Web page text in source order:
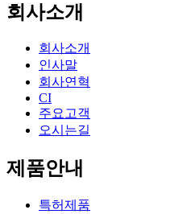
회사소개
회사소개
인사말
회사연혁
CI
주요고객
오시는길
제품안내
특허제품